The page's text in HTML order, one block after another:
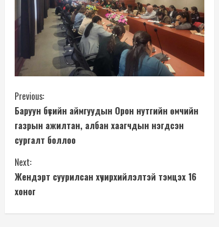
C
o
n
t
i
n
Previous:
Баруун бүсийн аймгуудын Орон нутгийн өмчийн
газрын ажилтан, албан хаагчдын нэгдсэн
сургалт боллоо
Next:
Жендэрт суурилсан хүчирхийлэлтэй тэмцэх 16
хоног